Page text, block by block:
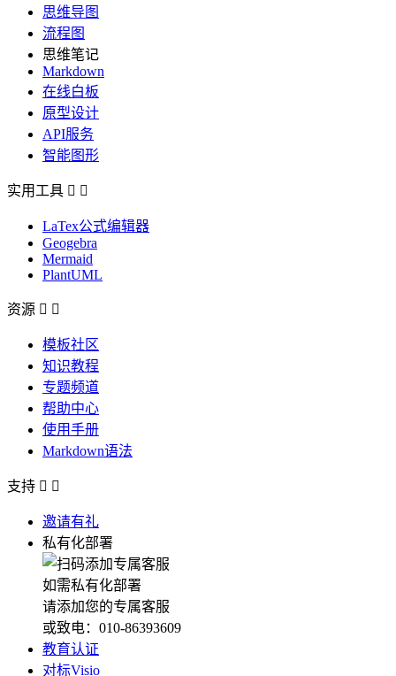
思维导图
流程图
思维笔记
Markdown
在线白板
原型设计
API服务
智能图形
实用工具  
LaTex公式编辑器
Geogebra
Mermaid
PlantUML
资源  
模板社区
知识教程
专题频道
帮助中心
使用手册
Markdown语法
支持  
邀请有礼
私有化部署
如需私有化部署
请添加您的专属客服
或致电：010-86393609
教育认证
对标Visio